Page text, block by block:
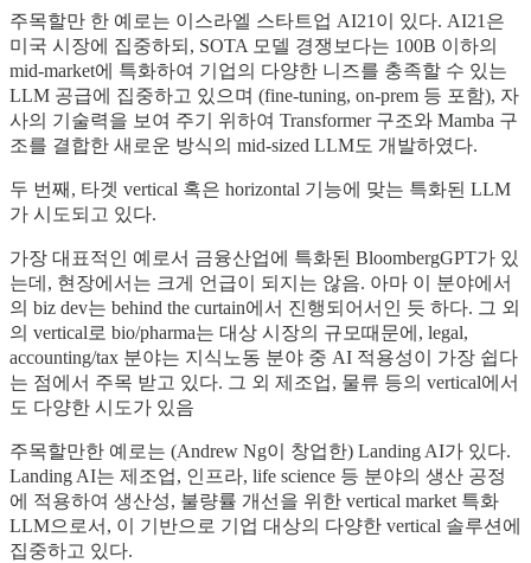
주목할만 한 예로는 이스라엘 스타트업 AI21이 있다. AI21은
미국 시장에 집중하되, SOTA 모델 경쟁보다는 100B 이하의
mid-market에 특화하여 기업의 다양한 니즈를 충족할 수 있는
LLM 공급에 집중하고 있으며 (fine-tuning, on-prem 등 포함), 자
사의 기술력을 보여 주기 위하여 Transformer 구조와 Mamba 구
조를 결합한 새로운 방식의 mid-sized LLM도 개발하였다.
두 번째, 타겟 vertical 혹은 horizontal 기능에 맞는 특화된 LLM
가 시도되고 있다.
가장 대표적인 예로서 금융산업에 특화된 BloombergGPT가 있
는데, 현장에서는 크게 언급이 되지는 않음. 아마 이 분야에서
의 biz dev는 behind the curtain에서 진행되어서인 듯 하다. 그 외
의 vertical로 bio/pharma는 대상 시장의 규모때문에, legal,
accounting/tax 분야는 지식노동 분야 중 AI 적용성이 가장 쉽다
는 점에서 주목 받고 있다. 그 외 제조업, 물류 등의 vertical에서
도 다양한 시도가 있음
주목할만한 예로는 (Andrew Ng이 창업한) Landing AI가 있다.
Landing AI는 제조업, 인프라, life science 등 분야의 생산 공정
에 적용하여 생산성, 불량률 개선을 위한 vertical market 특화
LLM으로서, 이 기반으로 기업 대상의 다양한 vertical 솔루션에
집중하고 있다.